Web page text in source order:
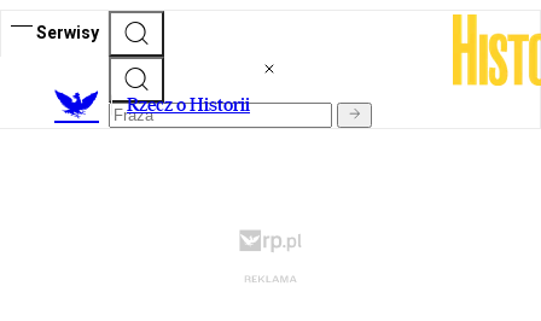
Serwisy
Rzecz o Historii